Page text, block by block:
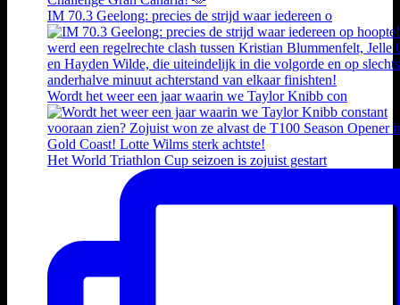
IM 70.3 Geelong: precies de strijd waar iedereen o
Wordt het weer een jaar waarin we Taylor Knibb con
Het World Triathlon Cup seizoen is zojuist gestart